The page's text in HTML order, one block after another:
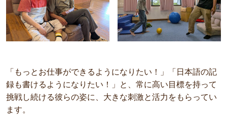
「もっとお仕事ができるようになりたい！」「日本語の記
録も書けるようになりたい！」と、常に高い目標を持って
挑戦し続ける彼らの姿に、大きな刺激と活力をもらってい
ます。